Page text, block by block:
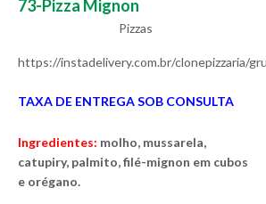
73-Pizza Mignon
Pizzas
https://instadelivery.com.br/clonepizzaria/
TAXA DE ENTREGA SOB CONSULTA
Ingredientes: molho, mussarela,
catupiry, palmito, filé-mignon em cubos
e orégano.